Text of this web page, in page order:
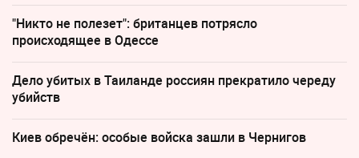
"Никто не полезет": британцев потрясло
происходящее в Одессе
Дело убитых в Таиланде россиян прекратило череду
убийств
Киев обречён: особые войска зашли в Чернигов